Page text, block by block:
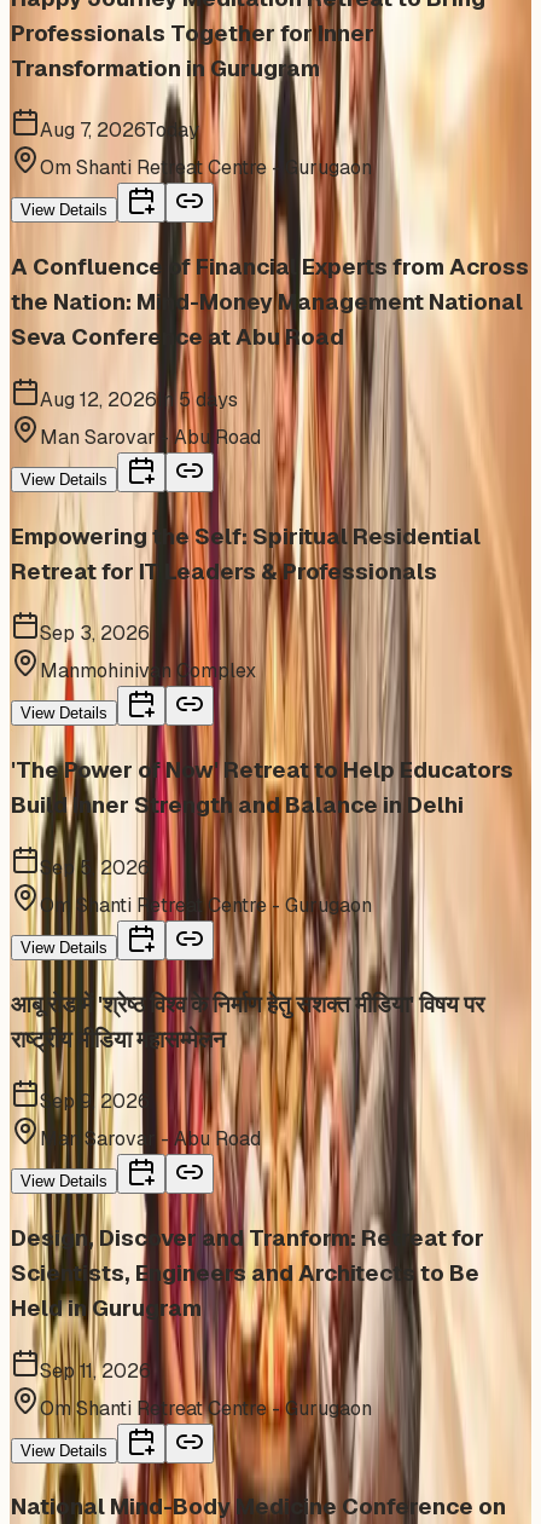
Professionals Together for Inner
Transformation in Gurugram
Aug 7, 2026Today
Om Shanti Retreat Centre - Gurugaon
View Details
A Confluence of Financial Experts from Across
the Nation: Mind-Money Management National
Seva Conference at Abu Road
Aug 12, 2026In 5 days
Man Sarovar - Abu Road
View Details
Empowering the Self: Spiritual Residential
Retreat for IT Leaders & Professionals
Sep 3, 2026
Manmohinivan Complex
View Details
'The Power of Now' Retreat to Help Educators
Build Inner Strength and Balance in Delhi
Sep 5, 2026
Om Shanti Retreat Centre - Gurugaon
View Details
आबू रोड में 'श्रेष्ठ विश्व के निर्माण हेतु सशक्त मीडिया' विषय पर
राष्ट्रीय मीडिया महासम्मेलन
Sep 9, 2026
Man Sarovar - Abu Road
View Details
Design, Discover and Tranform: Retreat for
Scientists, Engineers and Architects to Be
Held in Gurugram
Sep 11, 2026
Om Shanti Retreat Centre - Gurugaon
View Details
National Mind-Body Medicine Conference on